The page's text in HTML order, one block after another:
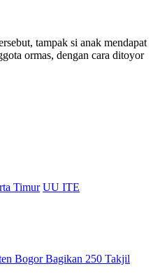
tampak si anak mendapat
ormas, dengan cara ditoyor
Timur UU ITE
Bogor Bagikan 250 Takjil